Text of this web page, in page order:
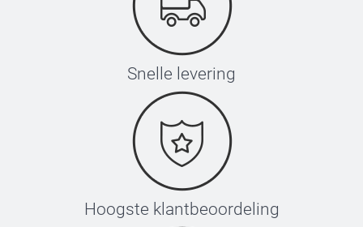
Snelle levering
Hoogste klantbeoordeling